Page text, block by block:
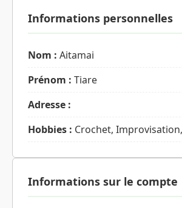
Informations personnelles
Nom : Aitamai
Prénom : Tiare
Adresse :
Hobbies : Crochet,
Informations sur le compte